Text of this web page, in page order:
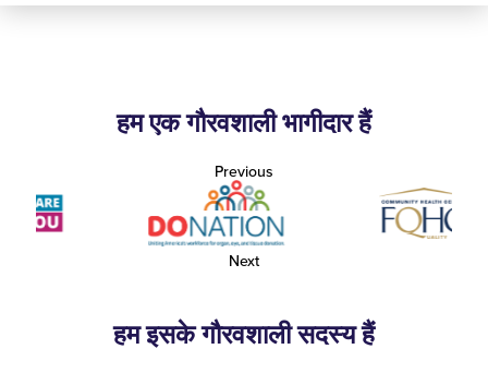
हम एक गौरवशाली भागीदार हैं
Previous
Next
हम इसके गौरवशाली सदस्य हैं